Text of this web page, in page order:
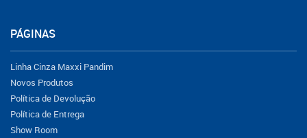
PÁGINAS
Linha Cinza Maxxi Pandim
Novos Produtos
Política de Devolução
Política de Entrega
Show Room